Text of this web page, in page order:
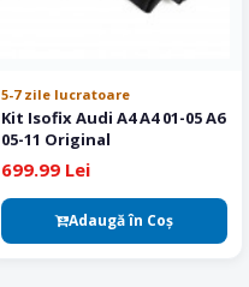
5-7 zile lucratoare
Kit Isofix Audi A4 A4 01-05 A6
05-11 Original
699.99 Lei
Adaugă în Coş